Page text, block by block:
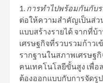
การทำไปพร้อมกันกับ
ต่อให้ความสำคัญเป็นส่ว
แบบสร้างรายได้ จากที่
เศรษฐกิจที่รวบรวมก้าวเ
รากฐานในสภาพเศรษฐ
คนเทคโนโลยีขั้นสูง เพื่
ต้องออกแบบกับการจัดรู